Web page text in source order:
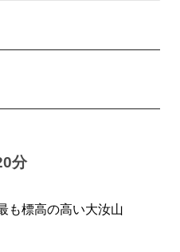
分
も標高の高い大汝山